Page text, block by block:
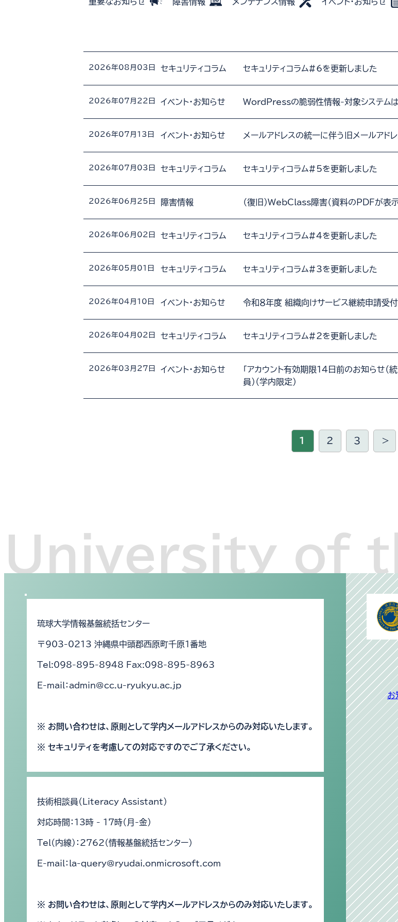
重要なお知らせ 障害情報 メンテナンス情報 イベント・お知らせ
2026年08月03日 セキュリティコラム セキュリティコラム#6を更新しました
2026年07月22日 イベント・お知らせ WordPressの脆弱性情報-対象システムは
2026年07月13日 イベント・お知らせ メールアドレスの統一に伴う旧メールアド
2026年07月03日 セキュリティコラム セキュリティコラム#5を更新しました
2026年06月25日 障害情報 （復旧）WebClass障害（資料のPDFが表
2026年06月02日 セキュリティコラム セキュリティコラム#4を更新しました
2026年05月01日 セキュリティコラム セキュリティコラム#3を更新しました
2026年04月10日 イベント・お知らせ 令和８年度_組織向けサービス継続申請受付
2026年04月02日 セキュリティコラム セキュリティコラム#2を更新しました
2026年03月27日 イベント・お知らせ
「アカウント有効期限14日前のお知らせ（
員）（学内限定）
1 2 3 ＞
琉球大学情報基盤統括センター
〒903-0213 沖縄県中頭郡西原町千原1番地
Tel:098-895-8948 Fax:098-895-8963
E-mail：admin@cc.u-ryukyu.ac.jp
※ お問い合わせは、原則として学内メールアドレスからのみ対応いたします。
※ セキュリティを考慮しての対応ですのでご了承ください。
技術相談員（Literacy Assistant）
対応時間：13時 - 17時（月-金）
Tel（内線）：2762（情報基盤統括センター）
E-mail：la-query@ryudai.onmicrosoft.com
※ お問い合わせは、原則として学内メールアドレスからのみ対応いたします。
お